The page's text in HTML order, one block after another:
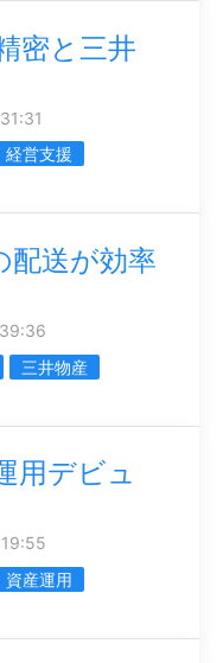
密と三井
経営支援
配送が効率
三井物産
用デビュ
資産運用